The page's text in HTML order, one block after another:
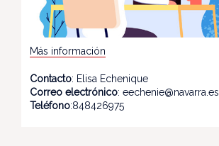
Más información
Contacto: Elisa Echenique
Correo electrónico: eechenie@navarra.es
Teléfono:848426975